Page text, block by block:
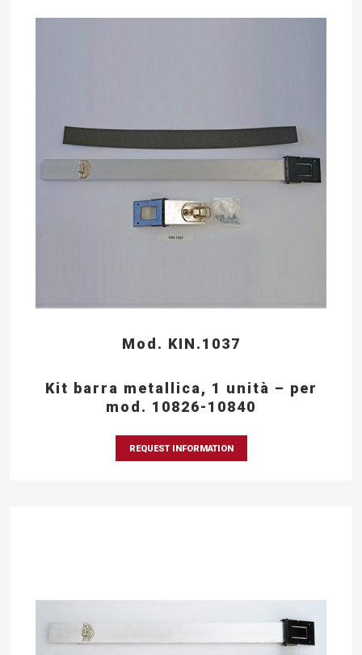
Mod. KIN.1037
Kit barra metallica, 1 unità – per
mod. 10826-10840
REQUEST INFORMATION